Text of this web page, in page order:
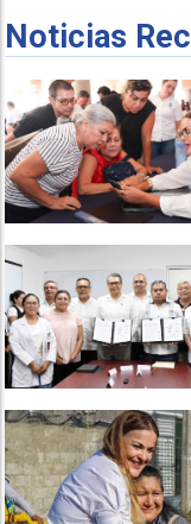
Noticias